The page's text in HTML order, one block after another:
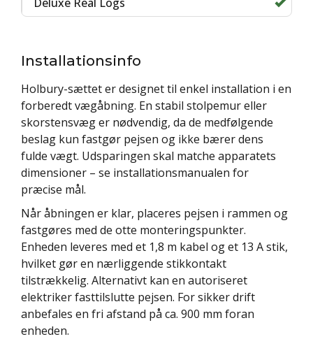
Installationsinfo
Holbury-sættet er designet til enkel installation i en
forberedt vægåbning. En stabil stolpemur eller
skorstensvæg er nødvendig, da de medfølgende
beslag kun fastgør pejsen og ikke bærer dens
fulde vægt. Udsparingen skal matche apparatets
dimensioner – se installationsmanualen for
præcise mål.
Når åbningen er klar, placeres pejsen i rammen og
fastgøres med de otte monteringspunkter.
Enheden leveres med et 1,8 m kabel og et 13 A stik,
hvilket gør en nærliggende stikkontakt
tilstrækkelig. Alternativt kan en autoriseret
elektriker fasttilslutte pejsen. For sikker drift
anbefales en fri afstand på ca. 900 mm foran
enheden.